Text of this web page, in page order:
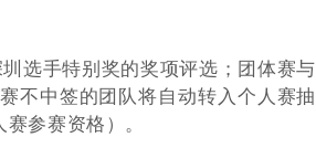
选手特别奖的奖项评选；团体赛与
不中签的团队将自动转入个人赛抽
参赛资格）。